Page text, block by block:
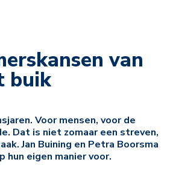
van
buik
Voor mensen, voor de
Dat is niet zomaar een streven,
Jan Buining en Petra Boorsma
eigen manier voor.